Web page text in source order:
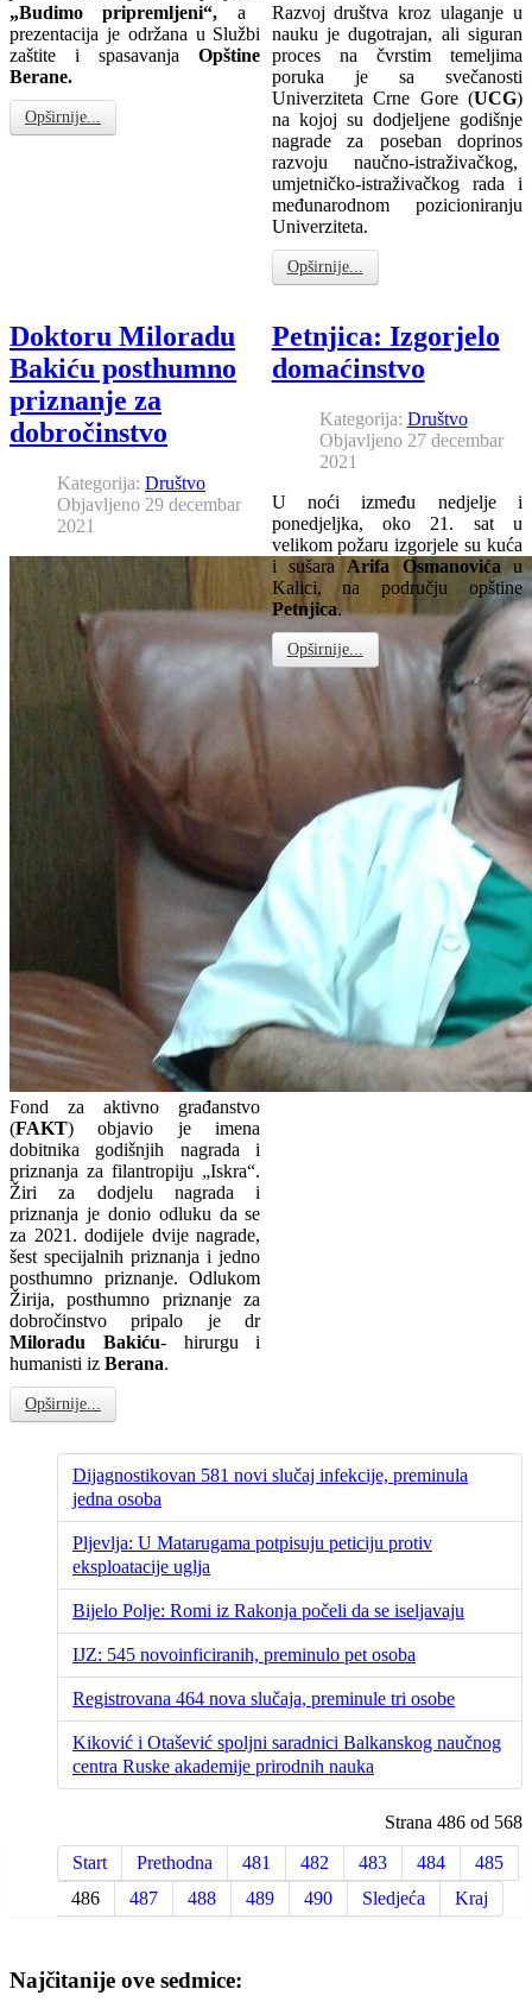
„Budimo pripremljeni“, a
prezentacija je održana u Službi
zaštite i spasavanja Opštine
Berane.
Opširnije...
Razvoj društva kroz ulaganje u
nauku je dugotrajan, ali siguran
proces na čvrstim temeljima
poruka je sa svečanosti
Univerziteta Crne Gore (UCG)
na kojoj su dodjeljene godišnje
nagrade za poseban doprinos
razvoju naučno-istraživačkog,
umjetničko-istraživačkog rada i
međunarodnom pozicioniranju
Univerziteta.
Opširnije...
Doktoru Miloradu
Bakiću posthumno
priznanje za
dobročinstvo
Kategorija: Društvo
Objavljeno 29 decembar
2021
Fond za aktivno građanstvo
(FAKT) objavio je imena
dobitnika godišnjih nagrada i
priznanja za filantropiju „Iskra“.
Žiri za dodjelu nagrada i
priznanja je donio odluku da se
za 2021. dodijele dvije nagrade,
šest specijalnih priznanja i jedno
posthumno priznanje. Odlukom
Žirija, posthumno priznanje za
dobročinstvo pripalo je dr
Miloradu Bakiću- hirurgu i
humanisti iz Berana.
Opširnije...
Petnjica: Izgorjelo
domaćinstvo
Kategorija: Društvo
Objavljeno 27 decembar
2021
U noći između nedjelje i
ponedjeljka, oko 21. sat u
velikom požaru izgorjele su kuća
i sušara Arifa Osmanovića u
Kalici, na području opštine
Petnjica.
Opširnije...
Dijagnostikovan 581 novi slučaj infekcije, preminula
jedna osoba
Pljevlja: U Matarugama potpisuju peticiju protiv
eksploatacije uglja
Bijelo Polje: Romi iz Rakonja počeli da se iseljavaju
IJZ: 545 novoinficiranih, preminulo pet osoba
Registrovana 464 nova slučaja, preminule tri osobe
Kiković i Otašević spoljni saradnici Balkanskog naučnog
centra Ruske akademije prirodnih nauka
Strana 486 od 568
Start
Prethodna 481 482 483 484
485
486
487 488 489 490 Sledjeća Kraj
Najčitanije ove sedmice: